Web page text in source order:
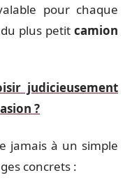
pour chaque
plus petitcamion
judicieusement
?
jamais à un simple
concrets :